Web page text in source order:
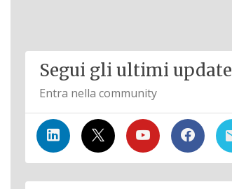
Segui gli ultimi update
Entra nella community